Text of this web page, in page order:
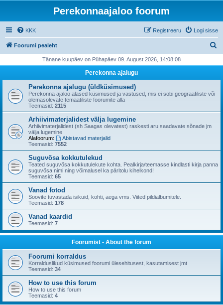
Perekonnaajaloo foorum
KKK Logi sisse
Registreeru
Foorumi pealeht
i
Tänane kuupäev on Pühapäev 09. August 2026, 14:08:08
Perekonna ajalugu
Perekonna ajalugu (üldküsimused)
Perekonna ajaloo alased küsimused ja vastused, mis ei sobi geograafiliste või
olemasolevate temaatiliste foorumite alla
Teemasid: 2115
Arhiivimaterjalidest välja lugemine
Arhiivimaterjalidest (sh Saagas olevatest) raskesti aru saadavate sõnade jm
välja lugemine
Alafoorum:
Abistavad materjalid
Teemasid: 7552
Suguvõsa kokkutulekud
Teated suguvõsa kokkutulekute kohta. Pealkirja/teemasse kindlasti kirja panna
suguvõsa nimi ning võimalusel ka päritolu kihelkond!
Teemasid: 65
Vanad fotod
Soovite tuvastada isikuid, kohti, aega vms. Viited pildialbumitele.
Teemasid: 178
Vanad kaardid
Teemasid: 7
Foorumist - About the forum
Foorumi korraldus
Korralduslikud küsimused foorumi ülesehitusest, kasutamisest jmt
Teemasid: 34
How to use this forum
How to use this forum
Teemasid: 4